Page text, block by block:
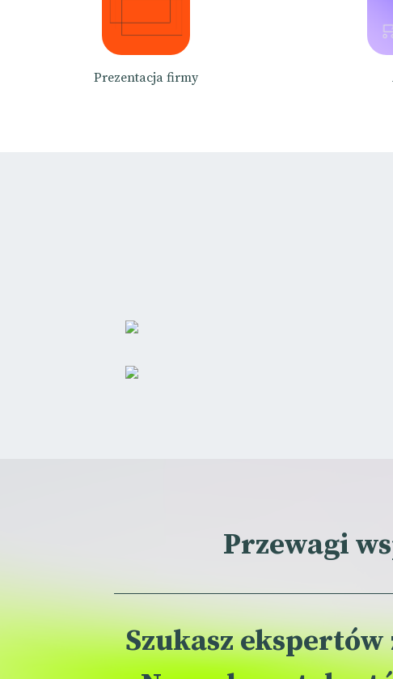
Prezentacja firmy
Przewagi
Szukasz